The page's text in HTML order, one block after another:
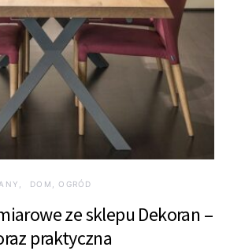
DOM, OGRÓD
ze sklepu Dekoran –
praktyczna